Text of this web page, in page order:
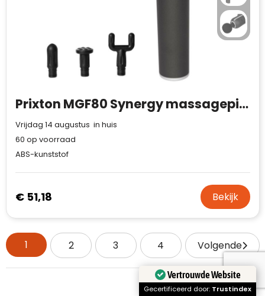
Prixton MGF80 Synergy massagepistool
Vrijdag 14 augustus in huis
60 op voorraad
ABS-kunststof
€ 51,18 Bekijk
1 2 3 4 Volgende
Vertrouwde Website
Gecertificeerd door: Trustindex